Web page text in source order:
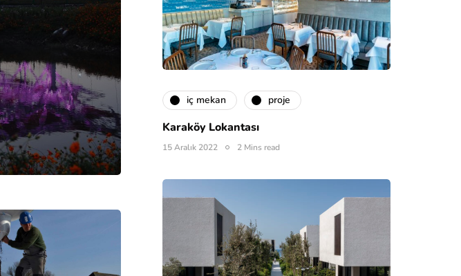
i̇ç mekan proje
Karaköy Lokantası
15 Aralık 2022 2 Mins read